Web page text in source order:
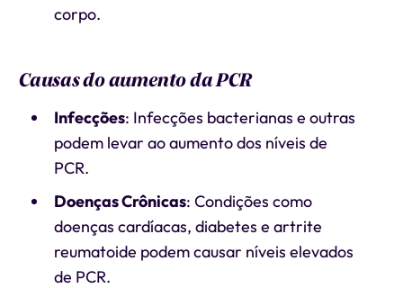
corpo.
Causas do aumento da PCR
Infecções: Infecções bacterianas e outras
podem levar ao aumento dos níveis de
PCR.
Doenças Crônicas: Condições como
doenças cardíacas, diabetes e artrite
reumatoide podem causar níveis elevados
de PCR.